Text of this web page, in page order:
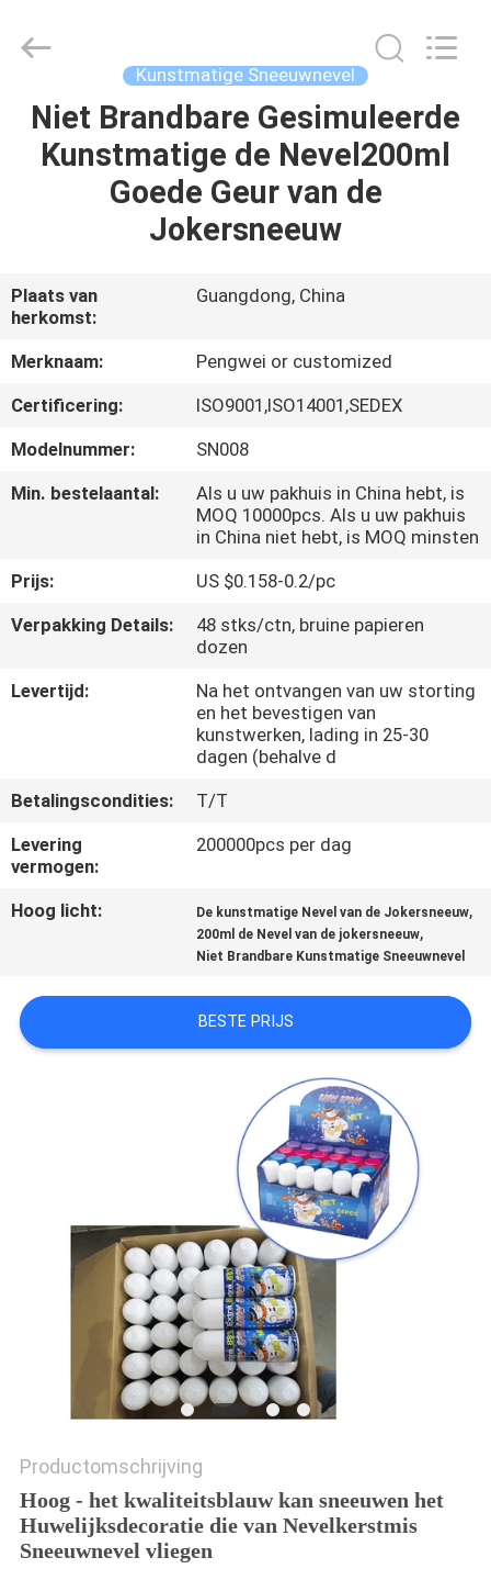
THUIS
PRODUCTEN
OVER
ONS
FABRIEKSREIS
KWALITEITSCONTROLE
CONTACTEER
ONS
NIEUWS
GEVALLEN
SITEMAP
PRIVACYBELEID
Fine
Reserved.
Kunstmatige Sneeuwnevel
Niet Brandbare Gesimuleerde
Kunstmatige de Nevel200ml
Goede Geur van de
Jokersneeuw
Plaats van
herkomst:
Guangdong, China
Merknaam:
Pengwei or customized
Certificering:
ISO9001,ISO14001,SEDEX
Modelnummer:
SN008
Min. bestelaantal:
Als u uw pakhuis in China hebt, is
MOQ 10000pcs. Als u uw pakhuis
in China niet hebt, is MOQ minsten
Prijs:
US $0.158-0.2/pc
Verpakking Details:
48 stks/ctn, bruine papieren
dozen
Levertijd:
Na het ontvangen van uw storting
en het bevestigen van
kunstwerken, lading in 25-30
dagen (behalve d
Betalingscondities:
T/T
Levering
vermogen:
200000pcs per dag
Hoog licht: De kunstmatige Nevel van de Jokersneeuw,
200ml de Nevel van de jokersneeuw,
Niet Brandbare Kunstmatige Sneeuwnevel
BESTE PRIJS
Productomschrijving
Hoog - het kwaliteitsblauw kan sneeuwen het
Huwelijksdecoratie die van Nevelkerstmis
Sneeuwnevel vliegen